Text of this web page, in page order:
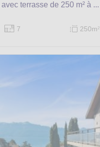
terrasse de 250 m² à ...
7 250m2